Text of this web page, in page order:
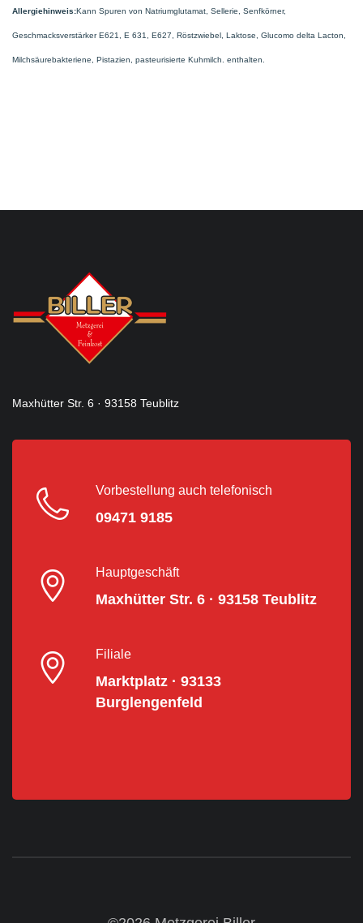
Allergiehinweis:Kann Spuren von Natriumglutamat, Sellerie, Senfkörner,
Geschmacksverstärker E621, E 631, E627, Röstzwiebel, Laktose, Glucomo delta Lacton,
Milchsäurebakteriene, Pistazien, pasteurisierte Kuhmilch. enthalten.
Maxhütter Str. 6 · 93158 Teublitz
Vorbestellung auch telefonisch
09471 9185
Hauptgeschäft
Maxhütter Str. 6 · 93158 Teublitz
Filiale
Marktplatz · 93133
Burglengenfeld